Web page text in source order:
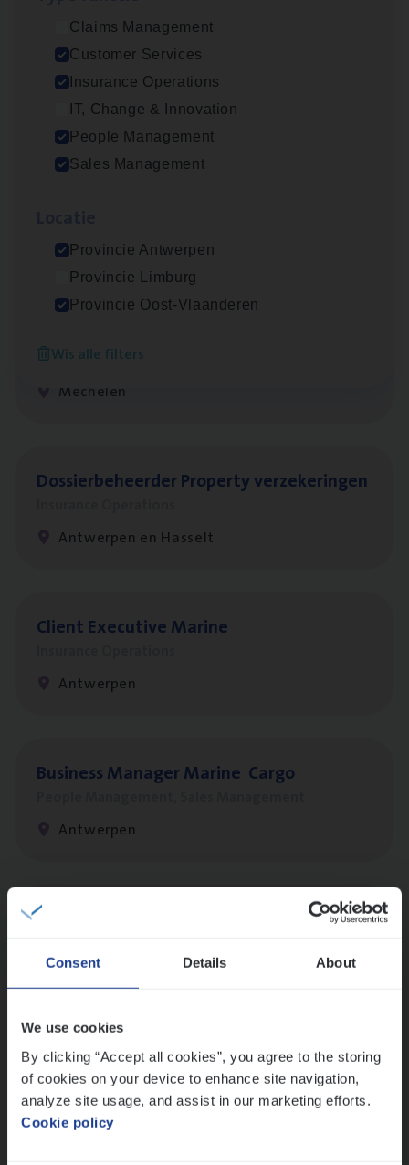
Consent Details About
We use cookies
By clicking “Accept all cookies”, you agree to the storing
of cookies on your device to enhance site navigation,
analyze site usage, and assist in our marketing efforts.
Cookie policy
Claims Management
Customer Services
Insurance Operations
IT, Change & Innovation
People Management
Sales Management
Provincie Antwerpen
Provincie Limburg
Provincie Oost-Vlaanderen
Wis alle filters
Insu­ran­ce Bro­ker Trans­port
Antwerpen
Dos­sier­be­heer­der Gewaar­borgd Inkomen
Dos­sier­be­heer­der Onder­ne­min­gen Van­b­
Insurance Operations
Mechelen
Dos­sier­be­heer­der Pro­per­ty verzekeringen
Antwerpen en Hasselt
Client Exe­cu­ti­ve Marine
Antwerpen
Busi­ness Mana­ger Mari­ne Cargo
Antwerpen
Cor­po­ra­te Insu­ran­ce Bro­ker Property
Antwerpen
Cus­to­mer Care Expert
Hospitalisatieverzekeringen
Customer Services